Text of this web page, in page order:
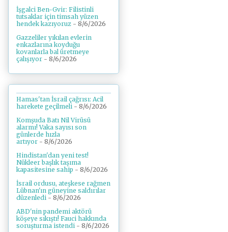
İşgalci Ben-Gvir: Filistinli
tutsaklar için timsah yüzen
hendek kazıyoruz - 8/6/2026
Gazzeliler yıkılan evlerin
enkazlarına koyduğu
kovanlarla bal üretmeye
çalışıyor - 8/6/2026
Hamas'tan İsrail çağrısı: Acil
harekete geçilmeli - 8/6/2026
Komşuda Batı Nil Virüsü
alarmı! Vaka sayısı son
günlerde hızla
artıyor - 8/6/2026
Hindistan'dan yeni test!
Nükleer başlık taşıma
kapasitesine sahip - 8/6/2026
İsrail ordusu, ateşkese rağmen
Lübnan'ın güneyine saldırılar
düzenledi - 8/6/2026
ABD'nin pandemi aktörü
köşeye sıkıştı! Fauci hakkında
soruşturma istendi - 8/6/2026